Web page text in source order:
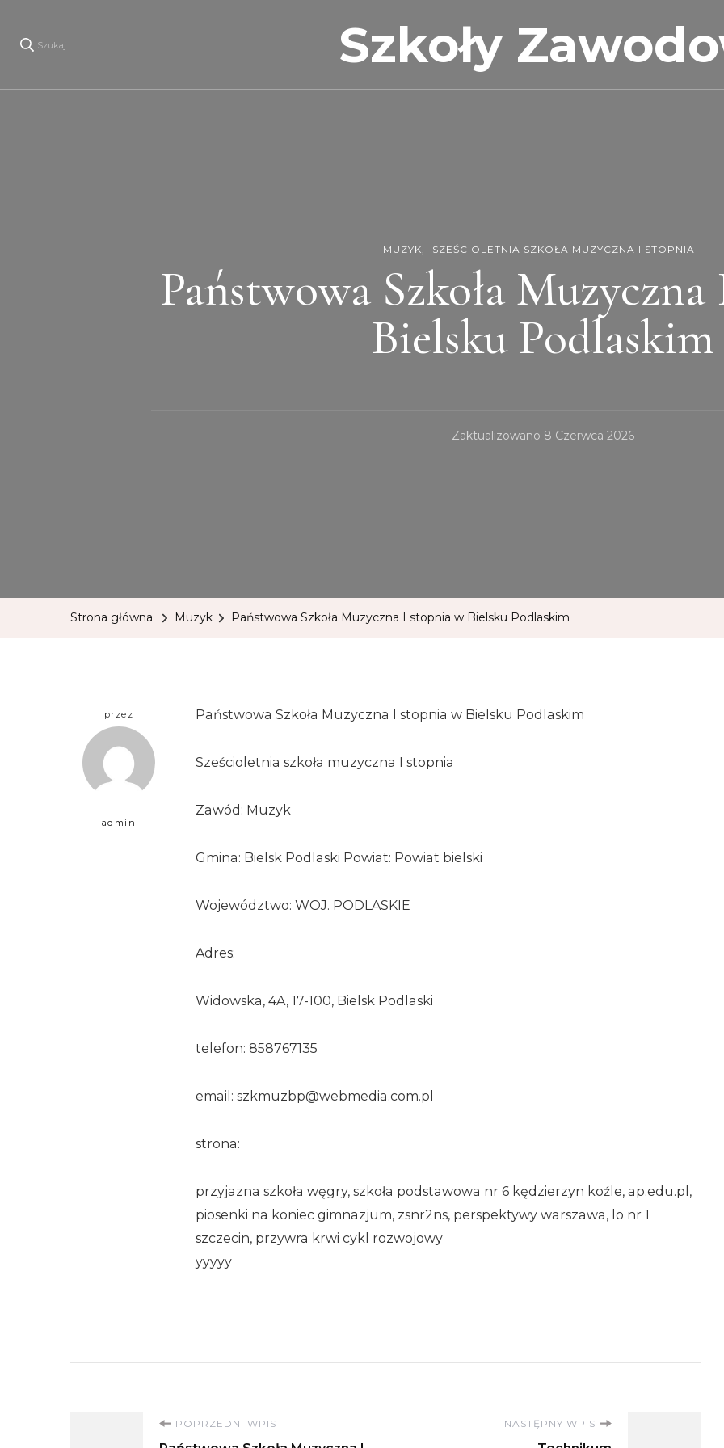
Szukaj Szkoły
MUZYK SZEŚCIOLETNIA SZKOŁA MUZYCZNA I STOPNIA
Państwowa Szkoła
Bielsku Podlaskim
Zaktualizowano 8 Czerwca 2026
Strona główna Muzyk Państwowa Szkoła Muzyczna I stopnia w Bielsku Podlaskim
przez
admin
Państwowa Szkoła Muzyczna I stopnia w Bielsku Podlaskim
Sześcioletnia szkoła muzyczna I stopnia
Zawód: Muzyk
Gmina: Bielsk Podlaski Powiat: Powiat bielski
Województwo: WOJ. PODLASKIE
Adres:
Widowska, 4A, 17-100, Bielsk Podlaski
telefon: 858767135
email: szkmuzbp@webmedia.com.pl
strona:
przyjazna szkoła węgry, szkoła podstawowa nr 6 kędzierzyn koźle, ap.edu.pl,
piosenki na koniec gimnazjum, zsnr2ns, perspektywy warszawa, lo nr 1
szczecin, przywra krwi cykl rozwojowy
yyyyy
Nawigacja
POPRZEDNI WPIS NASTĘPNY WPIS